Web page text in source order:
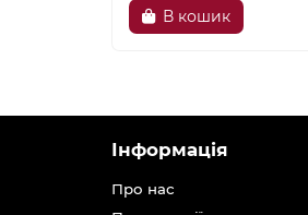
В кошик
Інформація
Про нас